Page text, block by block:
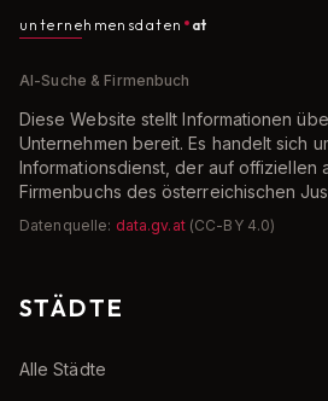
unternehmensdaten at
AI-Suche & Firmenbuch
Diese Website stellt Informationen
Unternehmen bereit. Es handelt sich
Informationsdienst, der auf offiziellen
Firmenbuchs des österreichischen
Datenquelle: data.gv.at (CC-BY 4.0)
STÄDTE
Alle Städte